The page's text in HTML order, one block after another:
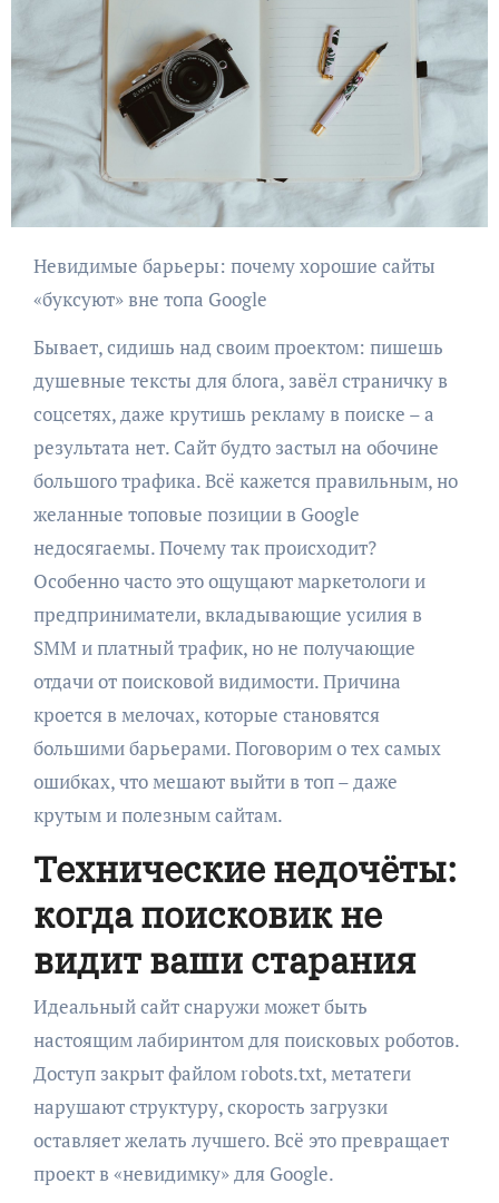
Невидимые барьеры: почему хорошие сайты
«буксуют» вне топа Google
Бывает, сидишь над своим проектом: пишешь
душевные тексты для блога, завёл страничку в
соцсетях, даже крутишь рекламу в поиске – а
результата нет. Сайт будто застыл на обочине
большого трафика. Всё кажется правильным, но
желанные топовые позиции в Google
недосягаемы. Почему так происходит?
Особенно часто это ощущают маркетологи и
предприниматели, вкладывающие усилия в
SMM и платный трафик, но не получающие
отдачи от поисковой видимости. Причина
кроется в мелочах, которые становятся
большими барьерами. Поговорим о тех самых
ошибках, что мешают выйти в топ – даже
крутым и полезным сайтам.
Технические недочёты:
когда поисковик не
видит ваши старания
Идеальный сайт снаружи может быть
настоящим лабиринтом для поисковых роботов.
Доступ закрыт файлом robots.txt, метатеги
нарушают структуру, скорость загрузки
оставляет желать лучшего. Всё это превращает
проект в «невидимку» для Google.